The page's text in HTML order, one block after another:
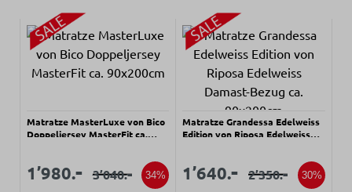
Matratze MasterLuxe von Bico
Doppeljersey MasterFit ca.
Verkaufspreis:
Verkaufspreis:
1’980.- Regulärer Preis:
3’040.- 34%
Matratze Grandessa Edelweiss
Edition von Riposa Edelweiss
Verkaufspreis:
Verkaufspreis:
1’640.- Regulärer Preis:
2’350.- 30%